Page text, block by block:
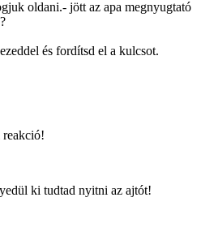
oldani.- jött az apa megnyugtató
és fordítsd el a kulcsot.
reakció!
ki tudtad nyitni az ajtót!